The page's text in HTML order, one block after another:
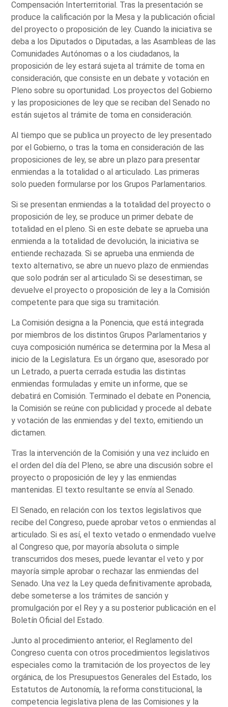
Compensación Interterritorial. Tras la presentación se
produce la calificación por la Mesa y la publicación oficial
del proyecto o proposición de ley. Cuando la iniciativa se
deba a los Diputados o Diputadas, a las Asambleas de las
Comunidades Autónomas o a los ciudadanos, la
proposición de ley estará sujeta al trámite de toma en
consideración, que consiste en un debate y votación en
Pleno sobre su oportunidad. Los proyectos del Gobierno
y las proposiciones de ley que se reciban del Senado no
están sujetos al trámite de toma en consideración.
Al tiempo que se publica un proyecto de ley presentado
por el Gobierno, o tras la toma en consideración de las
proposiciones de ley, se abre un plazo para presentar
enmiendas a la totalidad o al articulado. Las primeras
solo pueden formularse por los Grupos Parlamentarios.
Si se presentan enmiendas a la totalidad del proyecto o
proposición de ley, se produce un primer debate de
totalidad en el pleno. Si en este debate se aprueba una
enmienda a la totalidad de devolución, la iniciativa se
entiende rechazada. Si se aprueba una enmienda de
texto alternativo, se abre un nuevo plazo de enmiendas
que solo podrán ser al articulado Si se desestiman, se
devuelve el proyecto o proposición de ley a la Comisión
competente para que siga su tramitación.
La Comisión designa a la Ponencia, que está integrada
por miembros de los distintos Grupos Parlamentarios y
cuya composición numérica se determina por la Mesa al
inicio de la Legislatura. Es un órgano que, asesorado por
un Letrado, a puerta cerrada estudia las distintas
enmiendas formuladas y emite un informe, que se
debatirá en Comisión. Terminado el debate en Ponencia,
la Comisión se reúne con publicidad y procede al debate
y votación de las enmiendas y del texto, emitiendo un
dictamen.
Tras la intervención de la Comisión y una vez incluido en
el orden del día del Pleno, se abre una discusión sobre el
proyecto o proposición de ley y las enmiendas
mantenidas. El texto resultante se envía al Senado.
El Senado, en relación con los textos legislativos que
recibe del Congreso, puede aprobar vetos o enmiendas al
articulado. Si es así, el texto vetado o enmendado vuelve
al Congreso que, por mayoría absoluta o simple
transcurridos dos meses, puede levantar el veto y por
mayoría simple aprobar o rechazar las enmiendas del
Senado. Una vez la Ley queda definitivamente aprobada,
debe someterse a los trámites de sanción y
promulgación por el Rey y a su posterior publicación en el
Boletín Oficial del Estado.
Junto al procedimiento anterior, el Reglamento del
Congreso cuenta con otros procedimientos legislativos
especiales como la tramitación de los proyectos de ley
orgánica, de los Presupuestos Generales del Estado, los
Estatutos de Autonomía, la reforma constitucional, la
competencia legislativa plena de las Comisiones y la